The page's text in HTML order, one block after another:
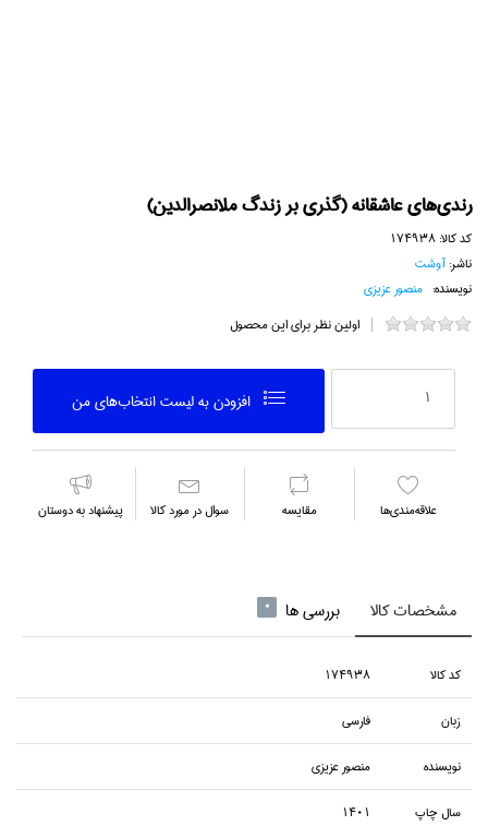
رندي‌هاي عاشقانه (گذري بر زندگ ملانصرالدين)
کد کالا:174938
ناشر:آوشت
نویسنده: منصور عزيزي
اولین نظر برای این محصول
افزودن به ليست انتخاب‌هاي من
علاقه‌مندي‌ها مقايسه سوال در مورد كالا پیشنهاد به دوستان
مشخصات کالا بررسی ها 0
كد كالا
174938
زبان
فارسي
نويسنده
منصور عزيزي
سال چاپ
1401